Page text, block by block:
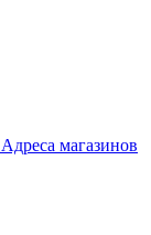
Адреса магазинов